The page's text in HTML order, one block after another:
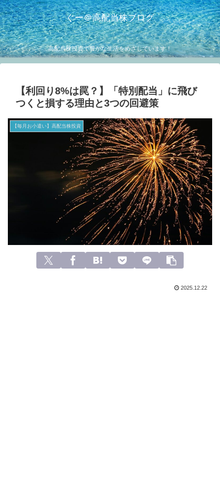
ぐー＠高配当株ブログ
高配当株投資で豊かな生活をめざしています！
【利回り8%は罠？】「特別配当」に飛び
つくと損する理由と3つの回避策
【毎月お小遣い】高配当株投資
2025.12.22